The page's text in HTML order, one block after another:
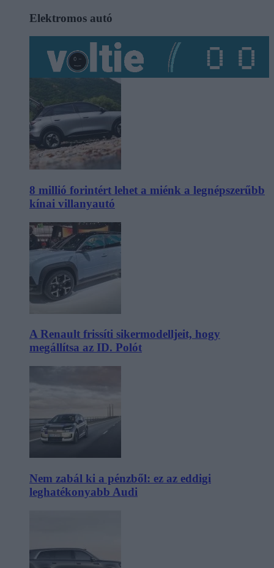
Elektromos autó
8 millió forintért lehet a miénk a legnépszerűbb
kínai villanyautó
A Renault frissíti sikermodelljeit, hogy
megállítsa az ID. Polót
Nem zabál ki a pénzből: ez az eddigi
leghatékonyabb Audi